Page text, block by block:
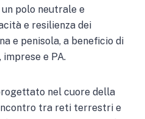
polo neutrale e
e resilienza dei
e penisola, a beneficio di
e PA.
nel cuore della
tra reti terrestri e